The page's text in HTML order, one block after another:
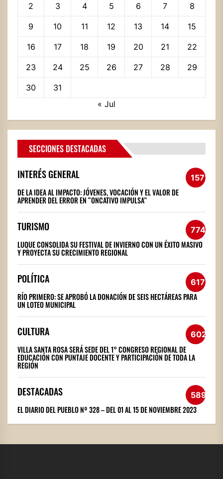
2 3 4 5 6 7 8
9 10 11 12 13 14 15
16 17 18 19 20 21 22
23 24 25 26 27 28 29
30
31
« Jul
SECCIONES DESTACADAS
INTERÉS GENERAL 1572
DE LA IDEA AL IMPACTO: JÓVENES, VOCACIÓN Y EL VALOR DE
APRENDER DEL ERROR EN “ONCATIVO IMPULSA”
TURISMO 774
LUQUE CONSOLIDA SU FESTIVAL DE INVIERNO CON UN ÉXITO MASIVO
Y PROYECTA SU CRECIMIENTO REGIONAL
POLÍTICA 617
RÍO PRIMERO: SE APROBÓ LA DONACIÓN DE SEIS HECTÁREAS PARA
UN LOTEO MUNICIPAL
CULTURA 602
VILLA SANTA ROSA SERÁ SEDE DEL 1° CONGRESO REGIONAL DE
EDUCACIÓN CON PUNTAJE DOCENTE Y PARTICIPACIÓN DE TODA LA
REGIÓN
DESTACADAS 589
EL DIARIO DEL PUEBLO Nº 328 – DEL 01 AL 15 DE NOVIEMBRE 2023